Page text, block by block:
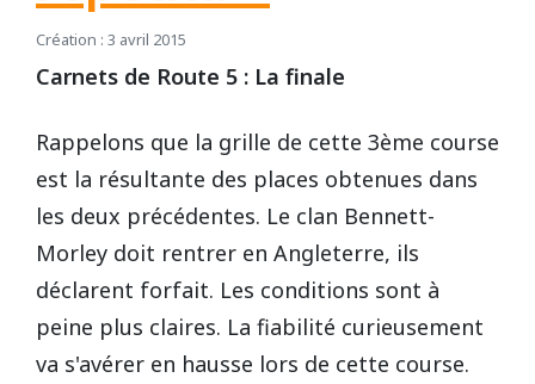
Création : 3 avril 2015
Carnets de Route 5 : La finale
Rappelons que la grille de cette 3ème course
est la résultante des places obtenues dans
les deux précédentes. Le clan Bennett-
Morley doit rentrer en Angleterre, ils
déclarent forfait. Les conditions sont à
peine plus claires. La fiabilité curieusement
va s'avérer en hausse lors de cette course.